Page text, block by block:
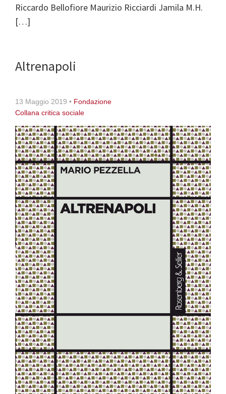
Riccardo Bellofiore Maurizio Ricciardi Jamila M.H.
[…]
Altrenapoli
13 Maggio 2019 • Fondazione
Collana critica sociale